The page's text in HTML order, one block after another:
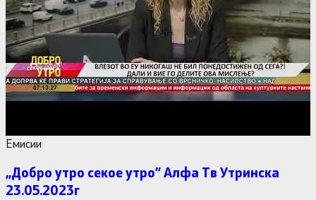
Емисии
,,Добро утро секое утро” Алфa Тв Утринска
23.05.2023г